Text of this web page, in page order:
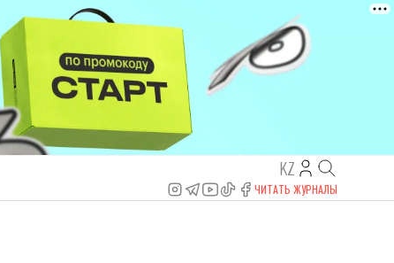
KZ
ЧИТАТЬ ЖУРНАЛЫ